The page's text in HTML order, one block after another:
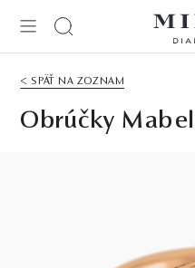
< SPÄŤ NA ZOZNAM
Obrúčky Mabel